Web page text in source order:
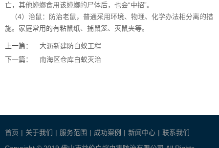
亡，其他蟑螂食用该蟑螂的尸体后，也会“中招”。
（4）治鼠：防治老鼠，普通采用环境、物理、化学办法相分离的措
施。家庭常用的有粘鼠纸、捕鼠笼、灭鼠夹等。
上一篇：
大沥新建防白蚁工程
下一篇：
南海区仓库白蚁灭治
首页 | 关于我们 | 服务范围 | 成功案例 | 新闻中心 | 联系我们